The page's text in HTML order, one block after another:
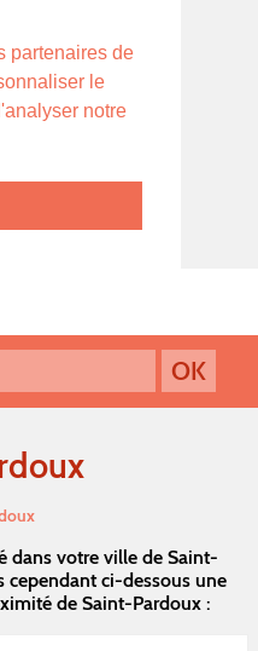
partenaires de
le
notre
dans votre ville de Saint-
cependant ci-dessous une
de Saint-Pardoux :